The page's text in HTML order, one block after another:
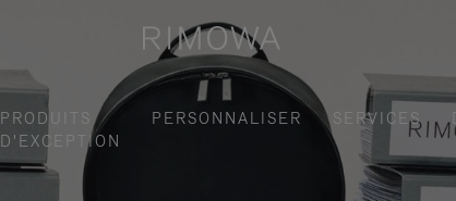
PRODUITS
D'EXCEPTION
PERSONNALISER SERVICES